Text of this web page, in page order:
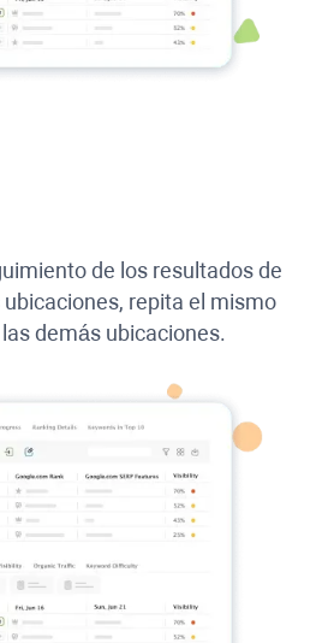
de los resultados de
repita el mismo
demás ubicaciones.